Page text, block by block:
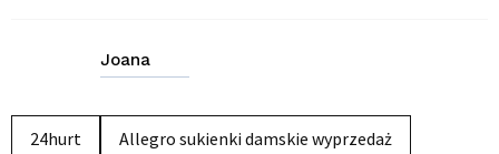
Joana
24hurt Allegro sukienki damskie wyprzedaż